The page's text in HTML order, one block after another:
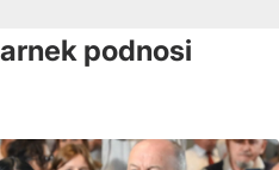
podnosi